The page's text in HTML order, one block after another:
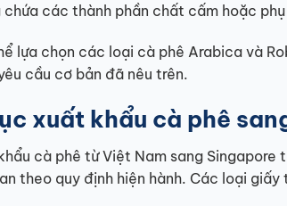
chứa các thành phần chất cấm hoặc
lựa chọn các loại cà phê Arabica và
cầu cơ bản đã nêu trên.
xuất khẩu cà phê
cà phê từ Việt Nam sang Singapore
theo quy định hiện hành. Các loại